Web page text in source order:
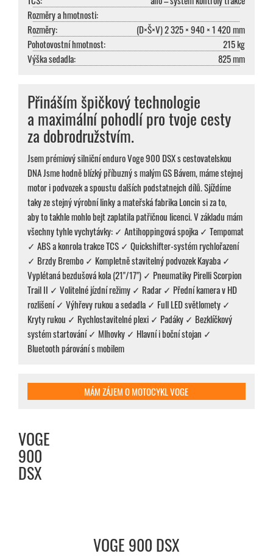
VOGE
900
DSX
MÁM ZÁJEM O MOTOCYKL VOGE
Přináším špičkový technologie
a maximální pohodlí pro tvoje cesty
za dobrodružstvím.
Jsem prémiový silniční enduro Voge 900 DSX s cestovatelskou
DNA Jsme hodně blízký příbuzný s malým GS Bávem, máme stejnej
motor i podvozek a spoustu dalších podstatnejch dílů. Sjíždíme
taky ze stejný výrobní linky a mateřská fabrika Loncin si za to,
aby to takhle mohlo bejt zaplatila patřičnou licenci. V základu mám
všechny tyhle vychytávky: ✓ Antihoppingová spojka ✓ Tempomat
✓ ABS a konrola trakce TCS ✓ Quickshifter-systém rychlořazení
✓ Brzdy Brembo ✓ Kompletně stavitelný podvozek Kayaba ✓
Vyplétaná bezdušová kola (21"/17") ✓ Pneumatiky Pirelli Scorpion
Trail II ✓ Volitelné jízdní režimy ✓ Radar ✓ Přední kamera v HD
rozlišení ✓ Výhřevy rukou a sedadla ✓ Full LED světlomety ✓
Kryty rukou ✓ Rychlostavitelné plexi ✓ Padáky ✓ Bezklíčkový
systém startování ✓ Mlhovky ✓ Hlavní i boční stojan ✓
Bluetooth párování s mobilem
Rozměry a hmotnosti:
Rozměry:
(D×Š×V) 2 325 × 940 × 1 420 mm
Pohotovostní hmotnost:
215 kg
Výška sedadla:
825 mm
VOGE 900 DSX